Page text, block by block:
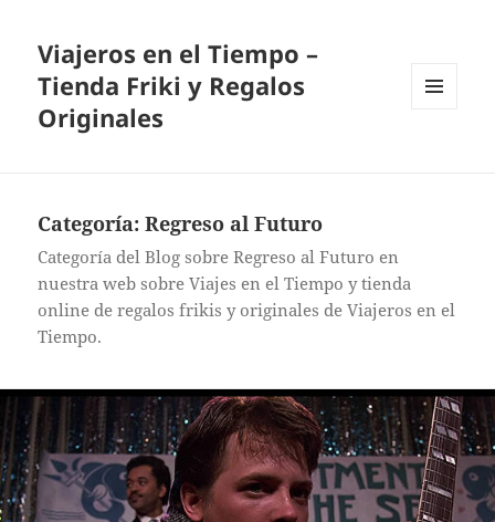
Viajeros en el Tiempo –
Tienda Friki y Regalos
Originales
Categoría:Regreso al Futuro
Categoría del Blog sobre Regreso al Futuro en
nuestra web sobre Viajes en el Tiempo y tienda
online de regalos frikis y originales de Viajeros en el
Tiempo.